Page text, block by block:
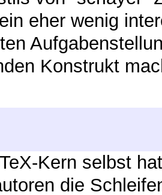
eher wenig
Konstrukt
Kern selbst
die